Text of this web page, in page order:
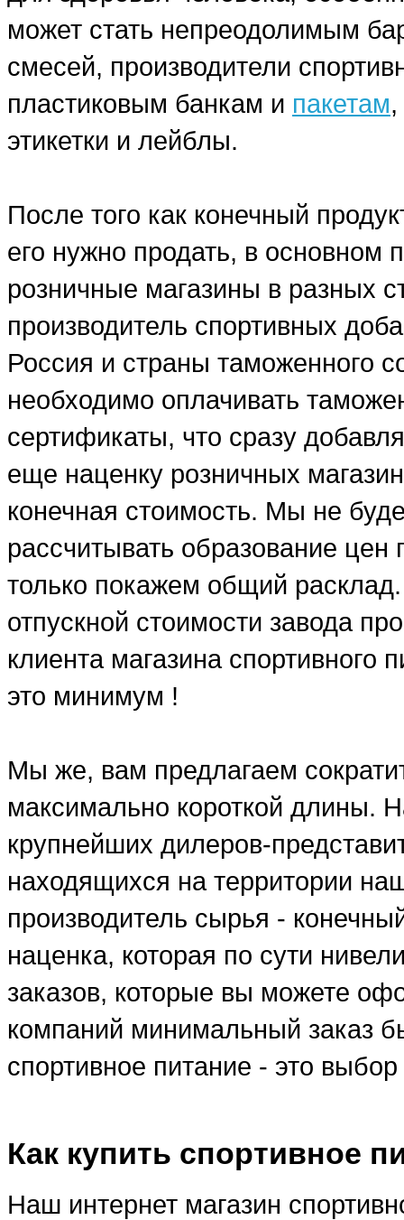
может стать непреодолимым
смесей, производители
пластиковым банкам и пакетам
этикетки и лейблы.
После того как конечный
его нужно продать, в основном
розничные магазины в разных
производитель спортивных
Россия и страны таможенного
необходимо оплачивать
сертификаты, что сразу
еще наценку розничных
конечная стоимость. Мы не
рассчитывать образование
только покажем общий
отпускной стоимости завода
клиента магазина спортивного
это минимум !
Мы же, вам предлагаем
максимально короткой длины.
крупнейших дилеров-
находящихся на территории
производитель сырья -
наценка, которая по сути
заказов, которые вы можете
компаний минимальный заказ
спортивное питание - это
Как купить спортивное
Наш интернет магазин